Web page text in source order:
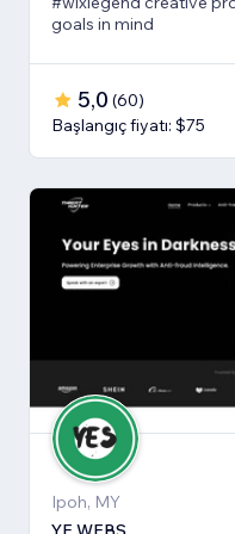
goals in mind
5,0 (60)
Başlangıç fiyatı: $75
Ipoh, MY